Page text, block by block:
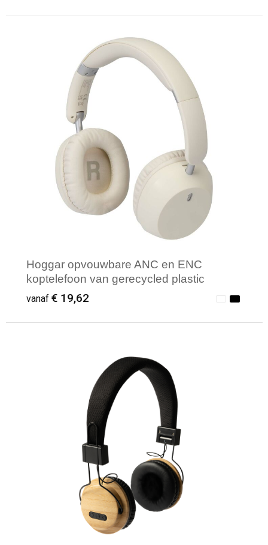
Minimale afname: 1
Hoggar opvouwbare ANC en ENC
koptelefoon van gerecycled plastic
vanaf € 19,62
Minimale afname: 1